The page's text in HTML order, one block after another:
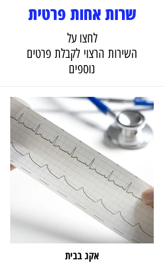
שרות אחות פרטית
לחצו על
השירות הרצוי לקבלת פרטים
נוספים
אקג בבית